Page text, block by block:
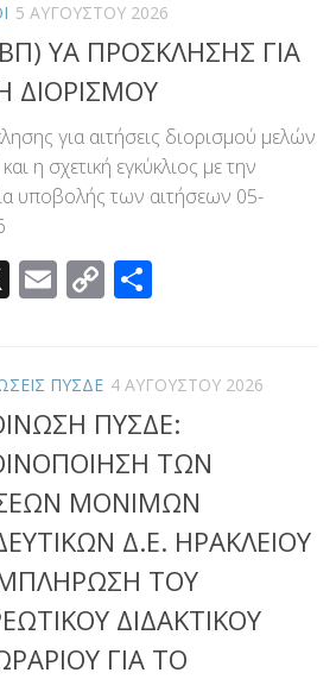
5 ΑΥΓΟΎΣΤΟΥ 2026
ΥΑ ΠΡΟΣΚΛΗΣΗΣ ΓΙΑ
ΔΙΟΡΙΣΜΟΥ
για αιτήσεις διορισμού μελών
η σχετική εγκύκλιος με την
υποβολής των αιτήσεων 05-
X Email
Copy
ΠΥΣΔΕ 4 ΑΥΓΟΎΣΤΟΥ 2026
ΠΥΣΔΕ:
ΤΩΝ
ΜΟΝΙΜΩΝ
Δ.Ε. ΗΡΑΚΛΕΙΟΥ
ΤΟΥ
ΔΙΔΑΚΤΙΚΟΥ
ΓΙΑ ΤΟ